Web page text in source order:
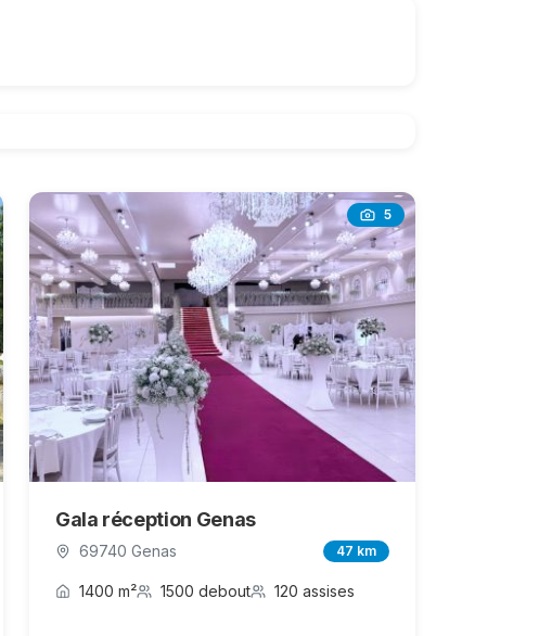
5
Gala réception Genas
69740 Genas 47 km
1400 m² 1500 debout 120 assises